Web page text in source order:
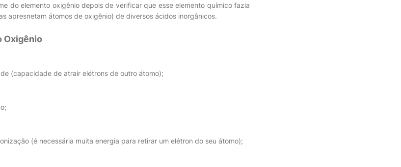
do elemento oxigênio depois de verificar que esse elemento químico fazia
apresnetam átomos de oxigênio) de diversos ácidos inorgânicos.
Oxigênio
(capacidade de atrair elétrons de outro átomo);
(é necessária muita energia para retirar um elétron do seu átomo);